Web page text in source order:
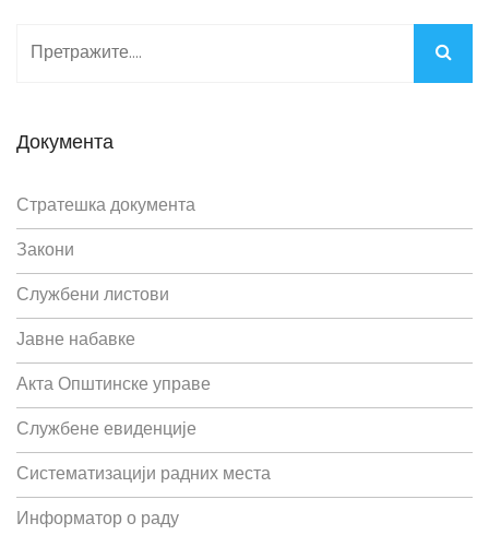
Документа
Стратешка документа
Закони
Службени листови
Јавне набавке
Акта Општинске управе
Службене евиденције
Систематизацији радних места
Информатор о раду